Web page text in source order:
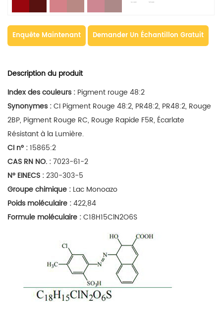
Enquête Maintenant Demander Un Échantillon Gratuit
Description du produit
Index des couleurs : Pigment rouge 48:2
Synonymes :CI Pigment Rouge 48:2, PR48:2, PR48:2, Rouge
2BP, Pigment Rouge RC, Rouge Rapide F5R, Écarlate
Résistant à la Lumière.
CI n° :15865:2
CAS RN NO. :7023-61-2
N° EINECS :230-303-5
Groupe chimique : Lac Monoazo
Poids moléculaire :422,84
Formule moléculaire :C18H15ClN2O6S